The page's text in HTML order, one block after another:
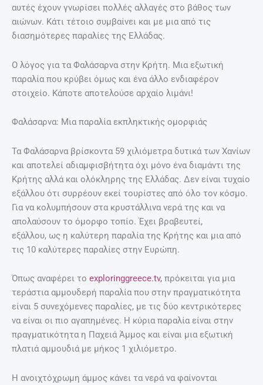
αυτές έχουν γνωρίσει πολλές αλλαγές στο βάθος των
αιώνων. Κάτι τέτοιο συμβαίνει και με μια από τις
διασημότερες παραλίες της Ελλάδας.
Ο λόγος για τα Φαλάσαρνα στην Κρήτη. Μια εξωτική
παραλία που κρύβει όμως και ένα άλλο ενδιαφέρον
στοιχείο. Κάποτε αποτελούσε αρχαίο λιμάνι!
Φαλάσαρνα: Μια παραλία εκπληκτικής ομορφιάς
Τα Φαλάσαρνα βρίσκοντα 59 χιλιόμετρα δυτικά των Χανίων
και αποτελεί αδιαμφισβήτητα όχι μόνο ένα διαμάντι της
Κρήτης αλλά και ολόκληρης της Ελλάδας. Δεν είναι τυχαίο
εξάλλου ότι συρρέουν εκεί τουρίστες από όλο τον κόσμο.
Για να κολυμπήσουν στα κρυστάλλινα νερά της και να
απολαύσουν το όμορφο τοπίο. Έχει βραβευτεί,
εξάλλου, ως η καλύτερη παραλία της Κρήτης και μια από
τις 10 καλύτερες παραλίες στην Ευρώπη.
Όπως αναφέρει το exploringgreece.tv, πρόκειται για μια
τεράστια αμμουδερή παραλία που στην πραγματικότητα
είναι 5 συνεχόμενες παραλίες, με τις δύο κεντρικότερες
να είναι οι πιο αγαπημένες. Η κύρια παραλία είναι στην
πραγματικότητα η Παχειά Άμμος και είναι μια εξωτική
πλατιά αμμουδιά με μήκος 1 χιλιόμετρο.
Η ανοιχτόχρωμη άμμος κάνει τα νερά να φαίνονται